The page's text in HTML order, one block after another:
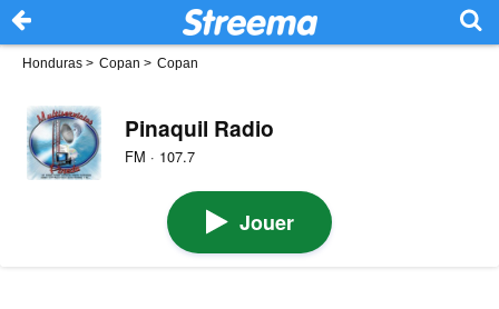
Honduras > Copan > Copan
Pinaquil Radio
FM · 107.7
Jouer